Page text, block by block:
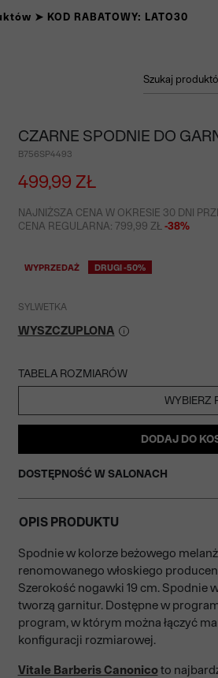
➤ KOD RABATOWY: LATO30
Szukaj
CZARNE SPODNIE DO
B756SP4493
499,99 ZŁ
NAJNIŻSZA CENA W OKRESIE 30 DNI
CENA REGULARNA: 799,99 ZŁ -38%
WYPRZEDAŻ DRUGI -50%
SYLWETKA
WYSZCZUPLONA
TABELA ROZMIARÓW
WYBIERZ
DODAJ DO
DOSTĘPNOŚĆ W SALONACH
OPIS PRODUKTU
Spodnie w kolorze beżowego
renomowanego włoskiego
Szerokość nogawki 19 cm. Spodnie
tworzą garnitur. Dostępne w
program, w którym można łączyć
konfiguracji rozmiarowej.
Vitale Barberis Canonicoto